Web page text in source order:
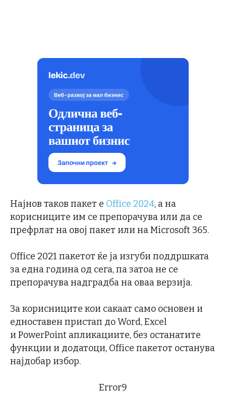
Најнов таков пакет е Office 2024, а на
корисниците им се препорачува или да се
префрлат на овој пакет или на Microsoft 365.
Office 2021 пакетот ќе ја изгуби поддршката
за една година од сега, па затоа не се
препорачува надградба на оваа верзија.
За корисниците кои сакаат само основен и
едноставен пристап до Word, Excel
и PowerPoint апликациите, без останатите
функции и додатоци, Office пакетот останува
најдобар избор.
Error9